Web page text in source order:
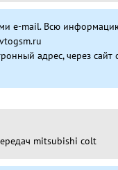
e-mail. Всю
адрес, через сайт
mitsubishi colt